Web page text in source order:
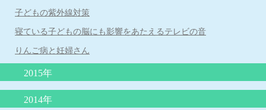
子どもの紫外線対策
寝ている子どもの脳にも影響をあたえるテレビの音
りんご病と妊婦さん
2015年
小１プロブレムとは
2014年